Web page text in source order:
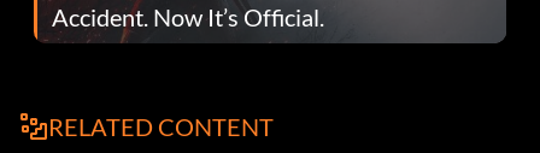
Accident. Now It’s Official.
RELATED CONTENT